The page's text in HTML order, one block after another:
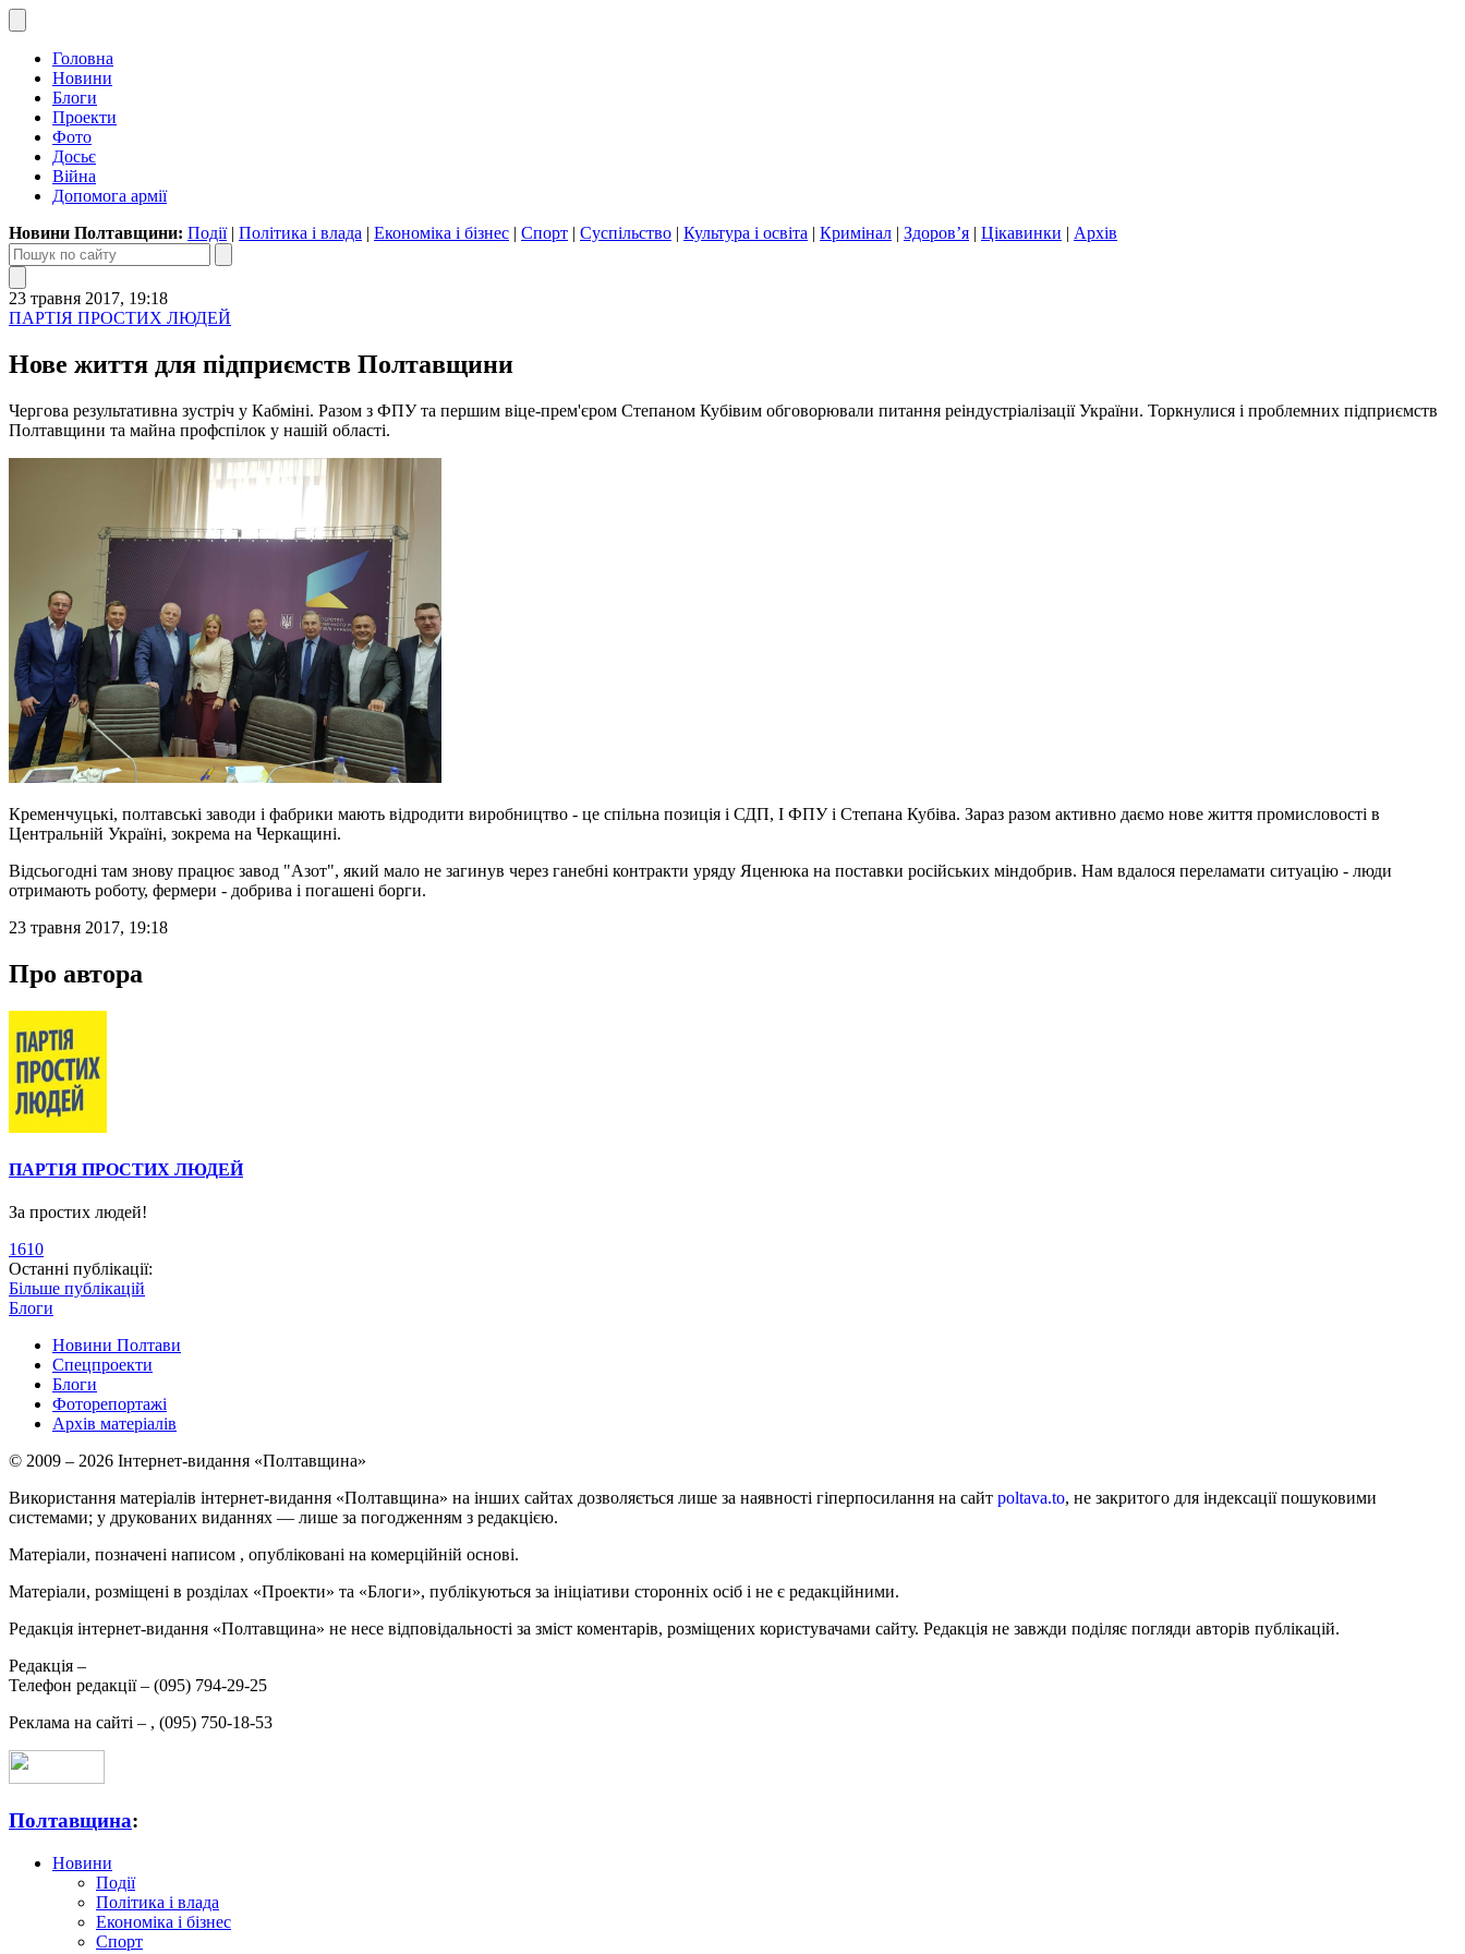
Головна
Новини
Блоги
Проекти
Фото
Досьє
Війна
Допомога армії
Новини Полтавщини: Події| Політика і влада | Економіка і бізнес | Спорт | Суспільство | Культура і освіта | Кримінал | Здоров’я | Цікавинки | Архів
23 травня 2017, 19:18
ПАРТІЯ ПРОСТИХ ЛЮДЕЙ
Нове життя для підприємств Полтавщини
Чергова результативна зустріч у Кабміні. Разом з ФПУ та першим віце-прем'єром Степаном Кубівим обговорювали питання реіндустріалізації України. Торкнулися і проблемних підприємств
Полтавщини та майна профспілок у нашій області.
Кременчуцькі, полтавські заводи і фабрики мають відродити виробництво - це спільна позиція і СДП, І ФПУ і Степана Кубіва. Зараз разом активно даємо нове життя промисловості в
Центральній Україні, зокрема на Черкащині.
Відсьогодні там знову працює завод "Азот", який мало не загинув через ганебні контракти уряду Яценюка на поставки російських міндобрив. Нам вдалося переламати ситуацію - люди
отримають роботу, фермери - добрива і погашені борги.
23 травня 2017, 19:18
Про автора
ПАРТІЯ ПРОСТИХ ЛЮДЕЙ
За простих людей!
1610
Останні публікації:
Більше публікацій
Блоги
Новини Полтави
Спецпроекти
Блоги
Фоторепортажі
Архів матеріалів
© 2009 – 2026 Інтернет-видання «Полтавщина»
Використання матеріалів інтернет-видання «Полтавщина» на інших сайтах дозволяється лише за наявності гіперпосилання на сайт poltava.to, не закритого для індексації пошуковими
системами; у друкованих виданнях — лише за погодженням з редакцією.
Матеріали, позначені написом , опубліковані на комерційній основі.
Матеріали, розміщені в розділах «Проекти» та «Блоги», публікуються за ініціативи сторонніх осіб і не є редакційними.
Редакція інтернет-видання «Полтавщина» не несе відповідальності за зміст коментарів, розміщених користувачами сайту. Редакція не завжди поділяє погляди авторів публікацій.
Редакція –
Телефон редакції – (095) 794-29-25
Реклама на сайті – , (095) 750-18-53
Полтавщина:
Новини
Події
Політика і влада
Економіка і бізнес
Спорт